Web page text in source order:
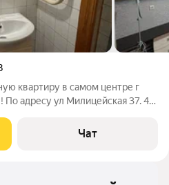
квартиру в самом центре г
По адресу ул Милицейская 37. 47
мебель и бытовая техника.
Чат